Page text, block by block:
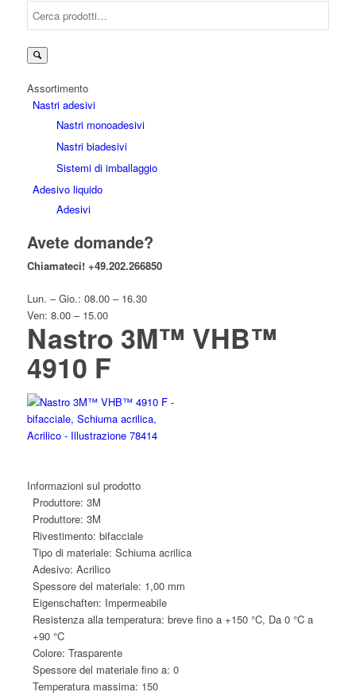
Assortimento
Nastri adesivi
Nastri monoadesivi
Nastri biadesivi
Sistemi di imballaggio
Adesivo liquido
Adesivi
Avete domande?
Chiamateci! +49.202.266850
Lun. – Gio.: 08.00 – 16.30
Ven: 8.00 – 15.00
Nastro 3M™ VHB™
4910 F
Informazioni sul prodotto
Produttore: 3M
Produttore: 3M
Rivestimento: bifacciale
Tipo di materiale: Schiuma acrilica
Adesivo: Acrilico
Spessore del materiale: 1,00 mm
Eigenschaften: Impermeabile
Resistenza alla temperatura: breve fino a +150 °C, Da 0 °C a
+90 °C
Colore: Trasparente
Spessore del materiale fino a: 0
Temperatura massima: 150